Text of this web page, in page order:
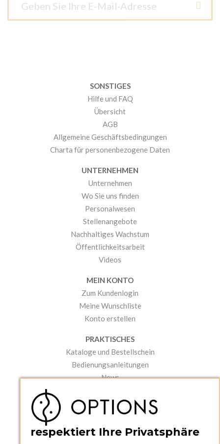
SONSTIGES
Hilfe und FAQ
Übersicht
AGB
Allgemeine Geschäftsbedingungen
Charta für personenbezogene Daten
UNTERNEHMEN
Unternehmen
Wo Sie uns finden
Personalwesen
Stellenangebote
Nachhaltiges Wachstum
Öffentlichkeitsarbeit
Videos
MEIN KONTO
Zum Kundenlogin
Meine Wunschliste
Konto erstellen
PRAKTISCHES
Kataloge und Bestellschein
Bedienungsanleitungen
News
respektiert Ihre Privatsphäre